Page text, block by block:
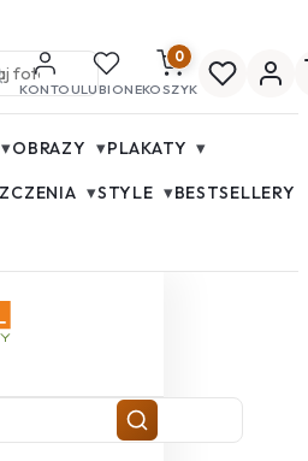
KONTOULUBIONE
0
KOSZYK
▾OBRAZY ▾PLAKATY ▾
▾STYLE ▾BESTSELLERY